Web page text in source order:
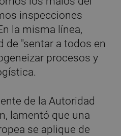
inspecciones
la misma línea,
de "sentar a todos en
procesos y
de la Autoridad
lamentó que una
se aplique de